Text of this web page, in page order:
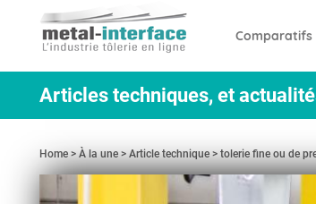
contenu
Comparatifs
Articles techniques, et
Home À la une Article technique tolerie fine ou de